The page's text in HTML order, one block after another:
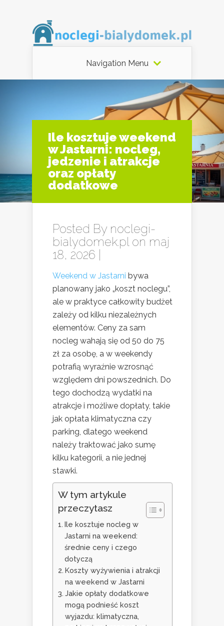
Navigation Menu
Ile kosztuje weekend
w Jastarni: nocleg,
jedzenie i atrakcje
oraz opłaty
dodatkowe
Posted By noclegi-
bialydomek.plon maj
18, 2026 |
Weekend w Jastarni bywa
planowany jako „koszt noclegu”,
ale w praktyce całkowity budżet
zależy od kilku niezależnych
elementów. Ceny za sam
nocleg wahają się od 50 do 75
zł za osobę, a w weekendy
potrafią wyraźnie wzrosnąć
względem dni powszednich. Do
tego dochodzą wydatki na
atrakcje i możliwe dopłaty, takie
jak opłata klimatyczna czy
parking, dlatego weekend
należy traktować jako sumę
kilku kategorii, a nie jednej
stawki.
W tym artykule
przeczytasz
Ile kosztuje nocleg w
Jastarni na weekend:
średnie ceny i czego
dotyczą
Koszty wyżywienia i atrakcji
na weekend w Jastarni
Jakie opłaty dodatkowe
mogą podnieść koszt
wyjazdu: klimatyczna,